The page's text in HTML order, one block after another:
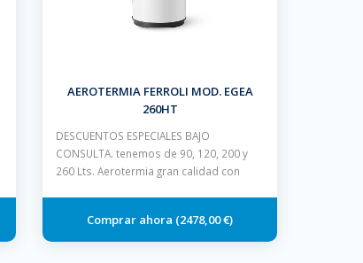
AEROTERMIA FERROLI MOD. EGEA
260HT
DESCUENTOS ESPECIALES BAJO
CONSULTA. tenemos de 90, 120, 200 y
260 Lts. Aerotermia gran calidad con
2478,00 €